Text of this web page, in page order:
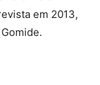
em 2013,